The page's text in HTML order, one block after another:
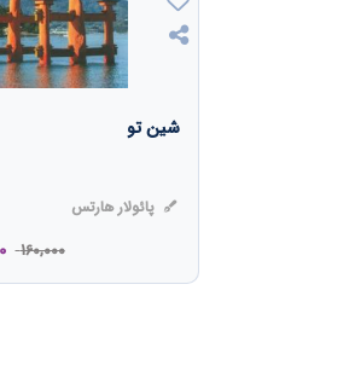
شین تو
پائولار هارتس
160,000